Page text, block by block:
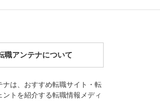
職アンテナについて
ナは、おすすめ転職サイト・転
ントを紹介する転職情報メディ